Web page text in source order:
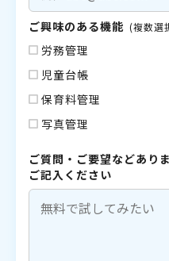
ご興味のある機能 (複数選
労務管理
児童台帳
保育料管理
写真管理
ご質問・ご要望などあり
ご記入ください